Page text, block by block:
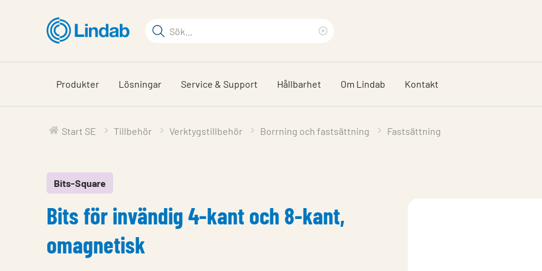
huvudinnehållet
Sökord
på
sajten
sökfras
Produkter Lösningar Service & Support Hållbarhet Om Lindab Kontakt
Start SE Tillbehör Verktygstillbehör Borrning och fastsättning Fastsättning
Bits-Square
Bits för invändig 4-kant och 8-kant,
omagnetisk